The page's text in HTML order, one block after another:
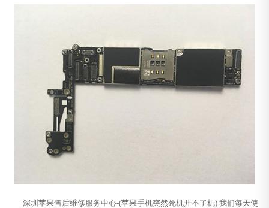
深圳苹果售后维修服务中心-(苹果手机突然死机开不了机) 我们每天使